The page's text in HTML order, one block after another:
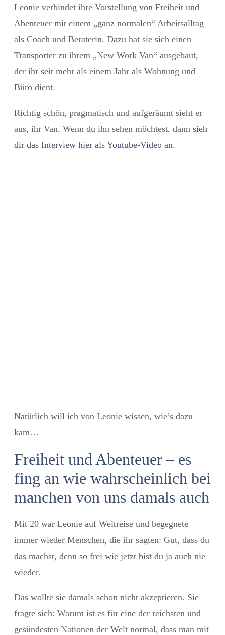
Leonie verbindet ihre Vorstellung von Freiheit und
Abenteuer mit einem „ganz normalen“ Arbeitsalltag
als Coach und Beraterin. Dazu hat sie sich einen
Transporter zu ihrem „New Work Van“ ausgebaut,
der ihr seit mehr als einem Jahr als Wohnung und
Büro dient.
Richtig schön, pragmatisch und aufgeräumt sieht er
aus, ihr Van. Wenn du ihn sehen möchtest, dann sieh
dir das Interview hier als Youtube-Video an.
Natürlich will ich von Leonie wissen, wie’s dazu
kam…
Freiheit und Abenteuer – es
fing an wie wahrscheinlich bei
manchen von uns damals auch
Mit 20 war Leonie auf Weltreise und begegnete
immer wieder Menschen, die ihr sagten: Gut, dass du
das machst, denn so frei wie jetzt bist du ja auch nie
wieder.
Das wollte sie damals schon nicht akzeptieren. Sie
fragte sich: Warum ist es für eine der reichsten und
gesündesten Nationen der Welt normal, dass man mit